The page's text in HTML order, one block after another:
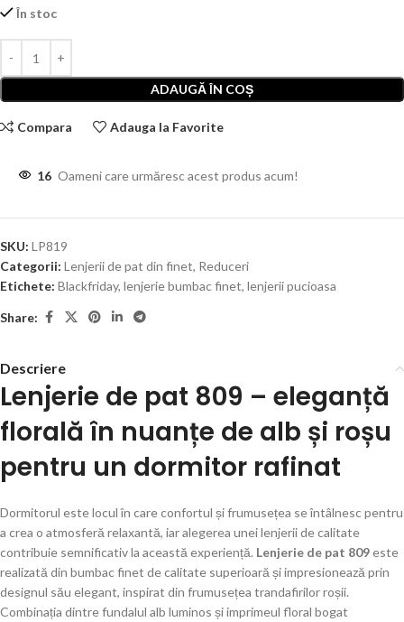
În stoc
ADAUGĂ ÎN COȘ
Compara Adauga la Favorite
16 Oameni care urmăresc acest produs acum!
SKU: LP819
Categorii: Lenjerii de pat din finet, Reduceri
Etichete: Blackfriday, lenjerie bumbac finet, lenjerii pucioasa
Share:
Descriere
Lenjerie de pat 809 – eleganță
florală în nuanțe de alb și roșu
pentru un dormitor rafinat
Dormitorul este locul în care confortul și frumusețea se întâlnesc pentru
a crea o atmosferă relaxantă, iar alegerea unei lenjerii de calitate
contribuie semnificativ la această experiență. Lenjerie de pat 809este
realizată din bumbac finet de calitate superioară și impresionează prin
designul său elegant, inspirat din frumusețea trandafirilor roșii.
Combinația dintre fundalul alb luminos și imprimeul floral bogat